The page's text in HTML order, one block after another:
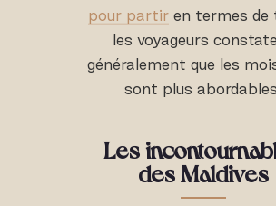
pour partir en termes de
les voyageurs
généralement que les
sont plus
Les
des Maldives